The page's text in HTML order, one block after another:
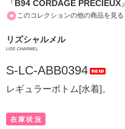
『B94 CORDAGE PRECIEUX』
このコレクションの他の商品を見る
リズシャルメル
LISE CHARMEL
S-LC-ABB0394
レギュラーボトム[水着]。
在庫状況